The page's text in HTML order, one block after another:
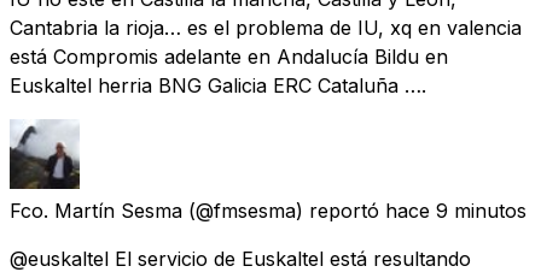
Cantabria la rioja… es el problema de IU, xq en valencia
está Compromis adelante en Andalucía Bildu en
Euskaltel herria BNG Galicia ERC Cataluña ….
Fco. Martín Sesma (@fmsesma) reportó hace 9 minutos
@euskaltel El servicio de Euskaltel está resultando